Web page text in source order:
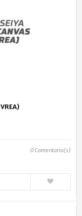
0Comentario(s)